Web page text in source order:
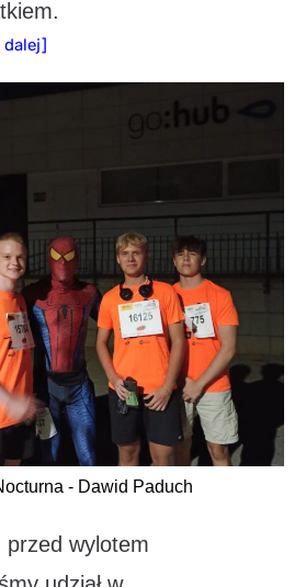
dalej]
- Dawid Paduch
przed wylotem